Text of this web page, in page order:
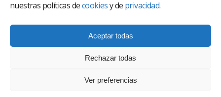
nuestras políticas decookiesy de privacidad.
Aceptar todas
Rechazar todas
Ver preferencias
Síguenos en